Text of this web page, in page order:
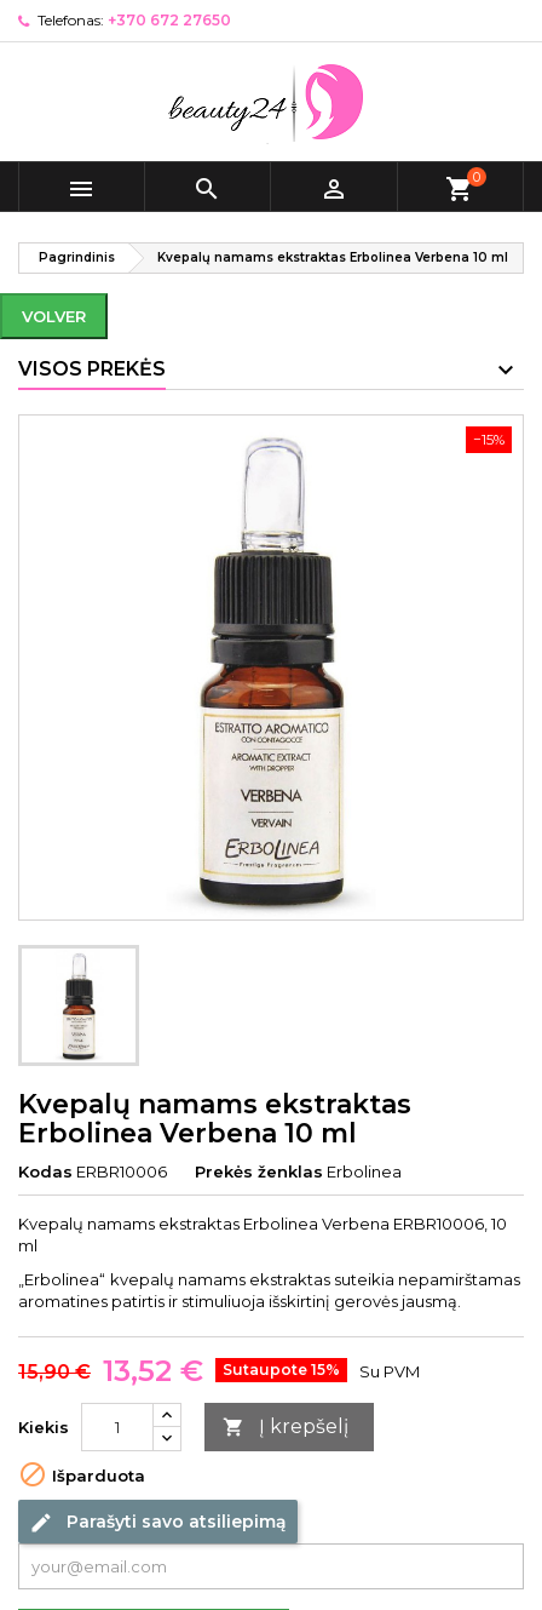
Telefonas: +370 672 27650
   shopping_cart0
Pagrindinis Kvepalų namams ekstraktas Erbolinea Verbena 10 ml
VOLVER
VISOS PREKĖS
−15%
Kvepalų namams ekstraktas
Erbolinea Verbena 10 ml
Kodas ERBR10006 Prekės ženklas Erbolinea
Kvepalų namams ekstraktas Erbolinea Verbena ERBR10006, 10
ml
„Erbolinea“ kvepalų namams ekstraktas suteikia nepamirštamas
aromatines patirtis ir stimuliuoja išskirtinį gerovės jausmą.
15,90 € 13,52 € Sutaupote 15% Su PVM
Kiekis  Į krepšelį
 Išparduota
edit Parašyti savo atsiliepimą